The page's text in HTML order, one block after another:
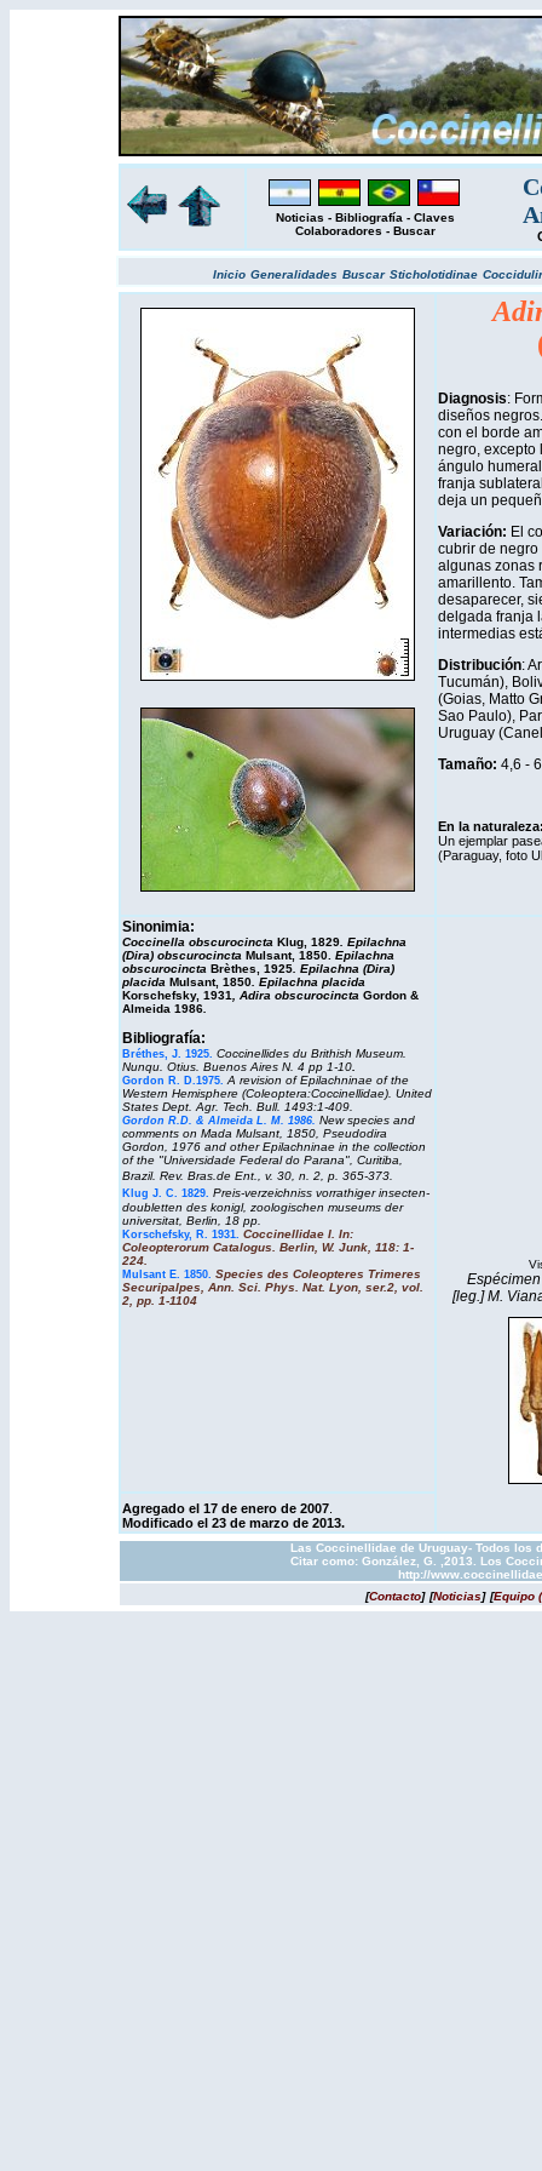
Noticias - Bibliografía - Claves
Colaboradores - Buscar
Inicio Generalidades Buscar Sticholotidinae
Diagnosis:
diseños
con el borde
negro, excepto
ángulo
franja
deja un
Variación: El
cubrir de
algunas zonas
amarillento.
desaparecer,
delgada franja
intermedias
Distribución:
Tucumán),
(Goias, Matto
Sao Paulo),
Uruguay
Tamaño: 4,6 -
En la
Un ejemplar
(Paraguay, foto
Sinonimia:
Coccinella obscurocincta Klug, 1829. Epilachna
(Dira) obscurocincta Mulsant, 1850. Epilachna
obscurocincta Brèthes, 1925. Epilachna (Dira)
placida Mulsant, 1850. Epilachna placida
Korschefsky, 1931
, Adira obscurocincta Gordon &
Almeida 1986.
Bibliografía:
Bréthes, J. 1925. Coccinellides du Brithish Museum.
Nunqu. Otius. Buenos Aires N. 4 pp 1-10.
Gordon R. D.1975. A revision of Epilachninae of the
Western Hemisphere (Coleoptera:Coccinellidae). United
States Dept. Agr. Tech. Bull. 1493:1-409.
Gordon R.D. & Almeida L. M. 1986. New species and
comments on Mada Mulsant, 1850, Pseudodira
Gordon, 1976 and other Epilachninae in the collection
of the "Universidade Federal do Parana", Curitiba,
Brazil. Rev. Bras.de Ent., v. 30, n. 2, p. 365-373.
Klug J. C. 1829. Preis-verzeichniss vorrathiger insecten-
doubletten des konigl, zoologischen museums der
universitat, Berlin, 18 pp.
Korschefsky, R. 1931. Coccinellidae I. In:
Coleopterorum Catalogus. Berlin, W. Junk, 118: 1-
224.
Mulsant E. 1850. Species des Coleopteres Trimeres
Securipalpes, Ann. Sci. Phys. Nat. Lyon, ser.2, vol.
2, pp. 1-1104
[leg.] M.
Agregado el 17 de enero de 2007.
Modificado el 23 de marzo de 2013.
Las Coccinellidae de Uruguay- Todos los
Citar como: González, G. ,2013. Los
http://
[Contacto] [Noticias] [Equipo